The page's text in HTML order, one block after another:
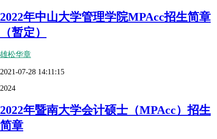
2022年中山大学管理学院MPAcc招生简章
（暂定）
雄松华章
2021-07-28 14:11:15
2024
2022年暨南大学会计硕士（MPAcc）招生
简章